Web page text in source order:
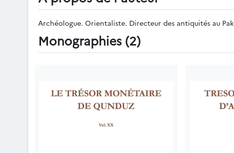
Archéologue. Orientaliste. Directeur des antiquités au
Monographies (2)